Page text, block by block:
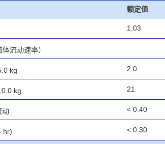
额定值
1.03
流动速率）
kg 2.0
kg 21
动 < 0.40
hr) < 0.30